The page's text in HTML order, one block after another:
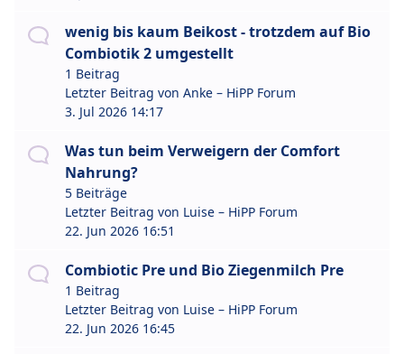
wenig bis kaum Beikost - trotzdem auf Bio
Combiotik 2 umgestellt
1 Beitrag
Letzter Beitrag von Anke – HiPP Forum
3. Jul 2026 14:17
Was tun beim Verweigern der Comfort
Nahrung?
5 Beiträge
Letzter Beitrag von Luise – HiPP Forum
22. Jun 2026 16:51
Combiotic Pre und Bio Ziegenmilch Pre
1 Beitrag
Letzter Beitrag von Luise – HiPP Forum
22. Jun 2026 16:45